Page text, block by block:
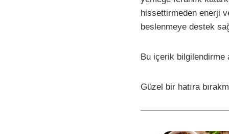
hissettirmeden enerji
beslenmeye destek
Bu içerik bilgilendirme
Güzel bir hatıra